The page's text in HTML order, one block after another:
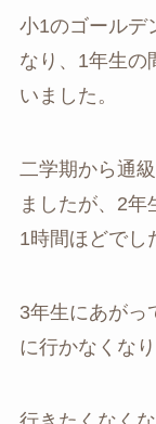
小1のゴールデ
なり、1年生の
いました。
二学期から通
ましたが、2年
1時間ほどでし
3年生にあがっ
に行かなくなり